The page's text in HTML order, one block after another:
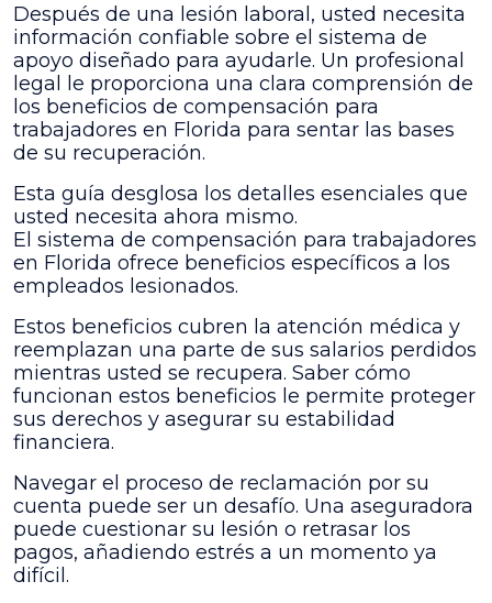
Guía
Sobre
Beneficios
de
Compensación
Laboral
en
Después de una lesión laboral, usted necesita
información confiable sobre el sistema de
apoyo diseñado para ayudarle. Un profesional
legal le proporciona una clara comprensión de
los beneficios de compensación para
trabajadores en Florida para sentar las bases
de su recuperación.
Esta guía desglosa los detalles esenciales que
usted necesita ahora mismo.
El sistema de compensación para trabajadores
en Florida ofrece beneficios específicos a los
empleados lesionados.
Estos beneficios cubren la atención médica y
reemplazan una parte de sus salarios perdidos
mientras usted se recupera. Saber cómo
funcionan estos beneficios le permite proteger
sus derechos y asegurar su estabilidad
financiera.
Navegar el proceso de reclamación por su
cuenta puede ser un desafío. Una aseguradora
puede cuestionar su lesión o retrasar los
pagos, añadiendo estrés a un momento ya
difícil.